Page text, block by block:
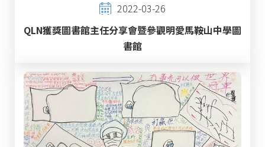
2022-03-26
QLN獲獎圖書館主任分享會暨參觀明愛馬鞍山中學圖
書館